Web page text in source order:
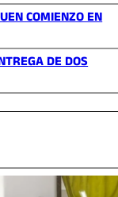
COMIENZO EN
DE DOS